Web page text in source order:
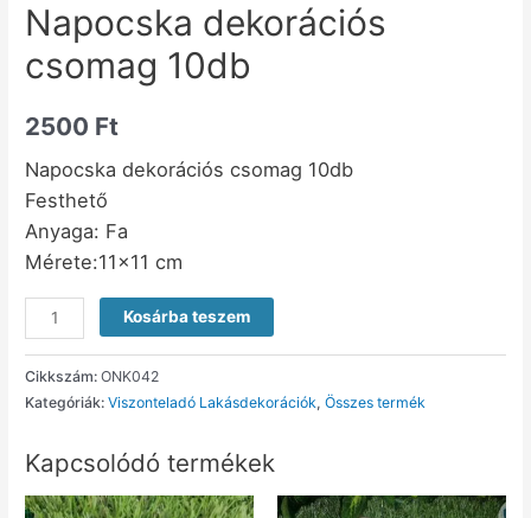
Napocska dekorációs
csomag 10db
2500 Ft
Napocska dekorációs csomag 10db
Festhető
Anyaga: Fa
Mérete:11×11 cm
Kosárba teszem
Cikkszám:ONK042
Kategóriák:Viszonteladó Lakásdekorációk,Összes termék
Kapcsolódó termékek